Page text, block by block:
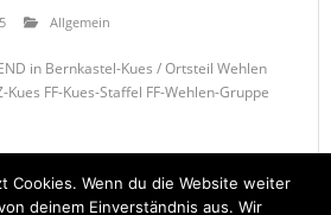
Allgemein
in Bernkastel-Kues / Ortsteil Wehlen
FF-Kues-Staffel FF-Wehlen-Gruppe
Cookies. Wenn du die Website weiter
deinem Einverständnis aus. Wir